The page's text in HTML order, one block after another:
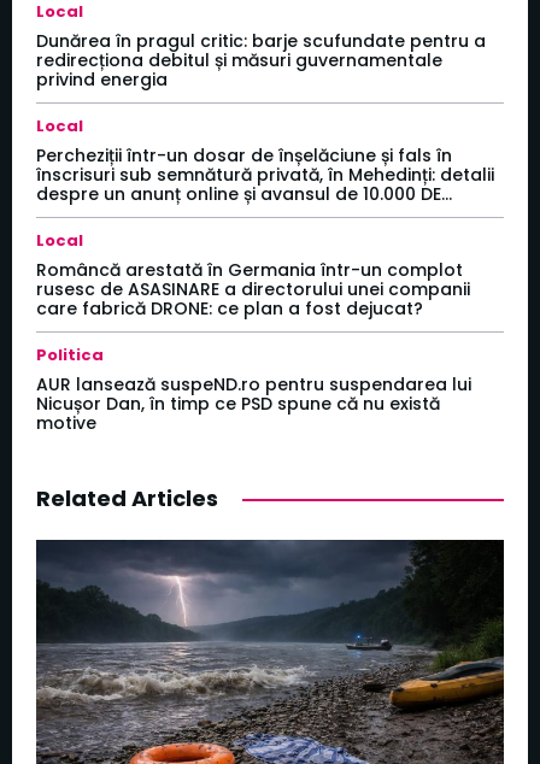
Local
Dunărea în pragul critic: barje scufundate pentru a
redirecționa debitul și măsuri guvernamentale
privind energia
Local
Percheziții într-un dosar de înșelăciune și fals în
înscrisuri sub semnătură privată, în Mehedinți: detalii
despre un anunț online și avansul de 10.000 DE...
Local
Româncă arestată în Germania într-un complot
rusesc de ASASINARE a directorului unei companii
care fabrică DRONE: ce plan a fost dejucat?
Politica
AUR lansează suspeND.ro pentru suspendarea lui
Nicușor Dan, în timp ce PSD spune că nu există
motive
Related Articles